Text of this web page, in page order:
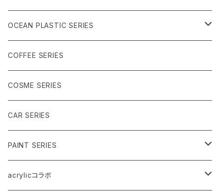
シャーベット系
うみのいきもの
うみのいきもの
ブラック系
海洋プラ
メタル
メタルアート（ブルー系）
箔（ブルー系）
ノーマル（ブルー系）
OCEAN PLASTIC SERIES
クリア系
乳白系
ブラック系
うみのいきもの
COFFEE SERIES
COSME SERIES
CAR SERIES
PAINT SERIES
ブルー系
acrylicコラボ